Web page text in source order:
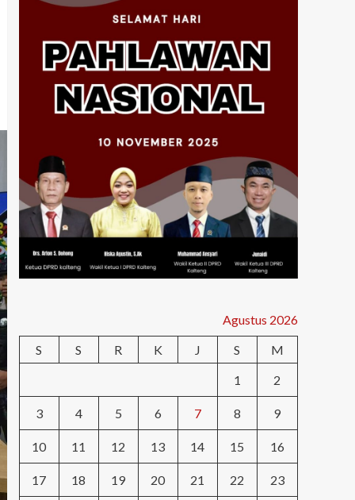
Agustus 2026
S
S R K J S
M
1
2
3 4 5 6 7 8 9
10 11 12 13 14 15 16
17 18 19 20 21 22 23